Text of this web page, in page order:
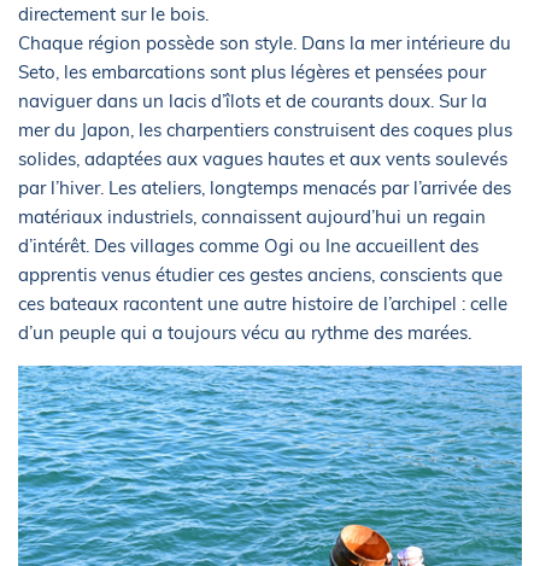
directement sur le bois.
Chaque région possède son style. Dans la mer intérieure du
Seto, les embarcations sont plus légères et pensées pour
naviguer dans un lacis d’îlots et de courants doux. Sur la
mer du Japon, les charpentiers construisent des coques plus
solides, adaptées aux vagues hautes et aux vents soulevés
par l’hiver. Les ateliers, longtemps menacés par l’arrivée des
matériaux industriels, connaissent aujourd’hui un regain
d’intérêt. Des villages comme Ogi ou Ine accueillent des
apprentis venus étudier ces gestes anciens, conscients que
ces bateaux racontent une autre histoire de l’archipel : celle
d’un peuple qui a toujours vécu au rythme des marées.